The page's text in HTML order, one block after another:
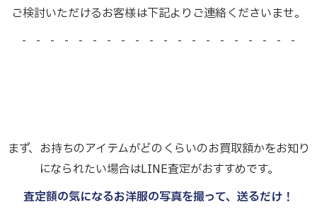
ご検討いただけるお客様は下記よりご連絡くださいませ。
- - - - - - - - - - - - - - - - - - - -
まず、お持ちのアイテムがどのくらいのお買取額かをお知り
になられたい場合はLINE査定がおすすめです。
査定額の気になるお洋服の写真を撮って、送るだけ！